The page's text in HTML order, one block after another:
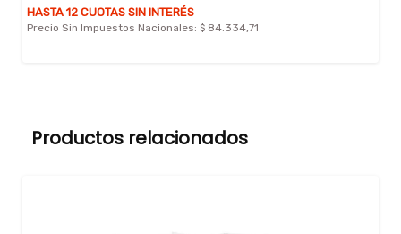
HASTA 12 CUOTAS SIN INTERÉS
Precio Sin Impuestos Nacionales: $ 84.334,71
Productos relacionados